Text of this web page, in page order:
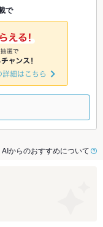
◎
で
AIからのおすすめについて